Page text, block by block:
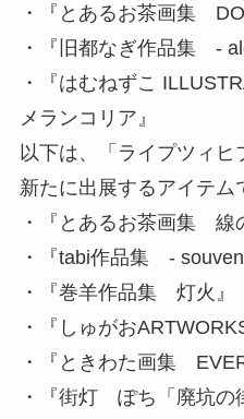
・『とあるお茶画集
・『旧都なぎ作品集 -
・『はむねずこ
メランコリア』
以下は、「ライプツィ
新たに出展するアイテム
・『とあるお茶画集 線
・『tabi作品集 -
・『巻羊作品集 灯火』
・『しゅがお
・『ときわた画集
・『街灯 ぽち「廃坑の